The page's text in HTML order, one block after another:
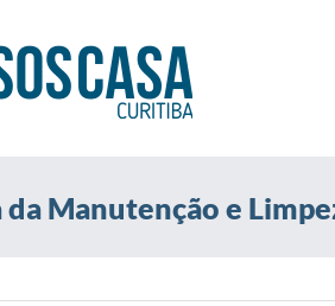
Manutenção e